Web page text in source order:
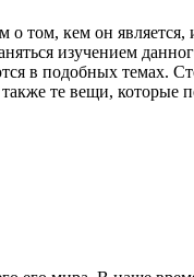
том, кем он
изучением
в подобных темах.
те вещи, которые